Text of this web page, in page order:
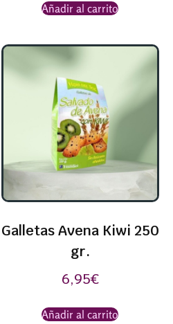
Añadir al carrito
Galletas Avena Kiwi 250
gr.
6,95€
Añadir al carrito